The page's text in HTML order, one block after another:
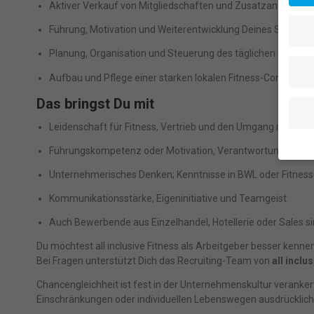
Aktiver Verkauf von Mitgliedschaften und
Führung, Motivation und Weiterentwicklung Deines Studio-
Planung, Organisation und Steuerung des täglichen
Aufbau und Pflege einer starken lokalen Fitness-Community
Das bringst Du mit
Leidenschaft für Fitness, Vertrieb und den Umgang mit
Führungskompetenz oder Motivation, Verantwortung zu
Unternehmerisches Denken; Kenntnisse in BWL oder
Kommunikationsstärke, Eigeninitiative und Teamgeist
Auch Bewerbende aus Einzelhandel, Hotellerie oder Sales
Du möchtest all inclusive Fitness als Arbeitgeber besser
Bei Fragen unterstützt Dich das Recruiting-Team von all
Chancengleichheit ist fest in der Unternehmenskultur
Einschränkungen oder individuellen Lebenswegen
(z. B.
und